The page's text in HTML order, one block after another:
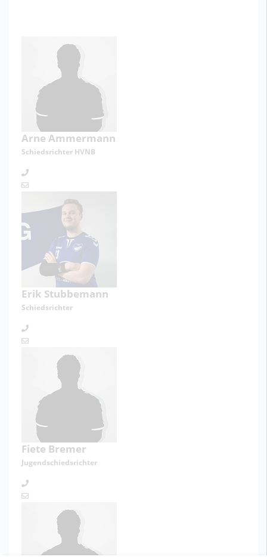
Arne Ammermann
Schiedsrichter HVNB
Erik Stubbemann
Schiedsrichter
Fiete Bremer
Jugendschiedsrichter